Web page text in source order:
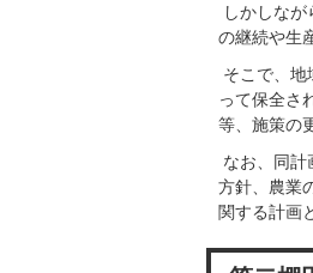
しかしな
の継続や生
そこで、地
って保全さ
等、施策の
なお、同計
方針、農業
関する計画